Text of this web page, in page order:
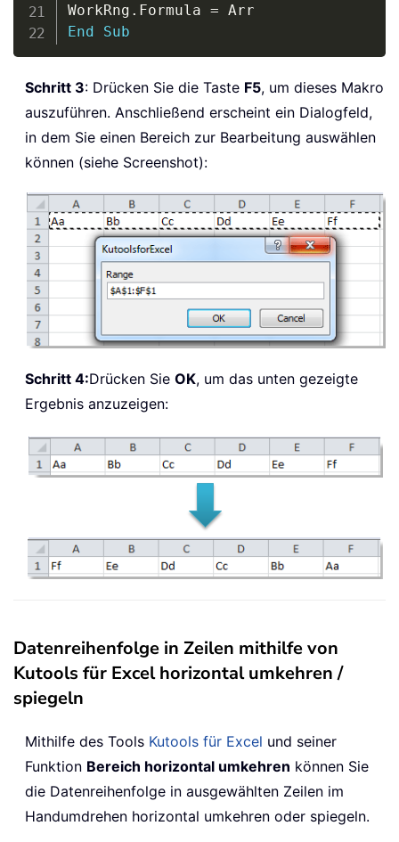
WorkRng . Formula =
End
Sub
Schritt 3: Drücken Sie die Taste F5, um dieses Makro
auszuführen. Anschließend erscheint ein Dialogfeld,
in dem Sie einen Bereich zur Bearbeitung auswählen
können (siehe Screenshot):
Schritt 4:Drücken Sie OK, um das unten gezeigte
Ergebnis anzuzeigen:
Datenreihenfolge in Zeilen mithilfe von
Kutools für Excel horizontal umkehren /
spiegeln
Mithilfe des Tools Kutools für Excel und seiner
Funktion Bereich horizontal umkehren können Sie
die Datenreihenfolge in ausgewählten Zeilen im
Handumdrehen horizontal umkehren oder spiegeln.